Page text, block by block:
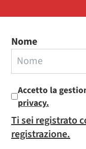
Nome
Accetto la
privacy.
Ti sei registrato
registrazione.